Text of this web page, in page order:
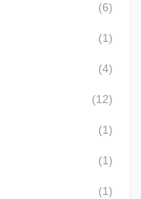
(6)
(1)
(4)
(12)
(1)
(1)
(1)